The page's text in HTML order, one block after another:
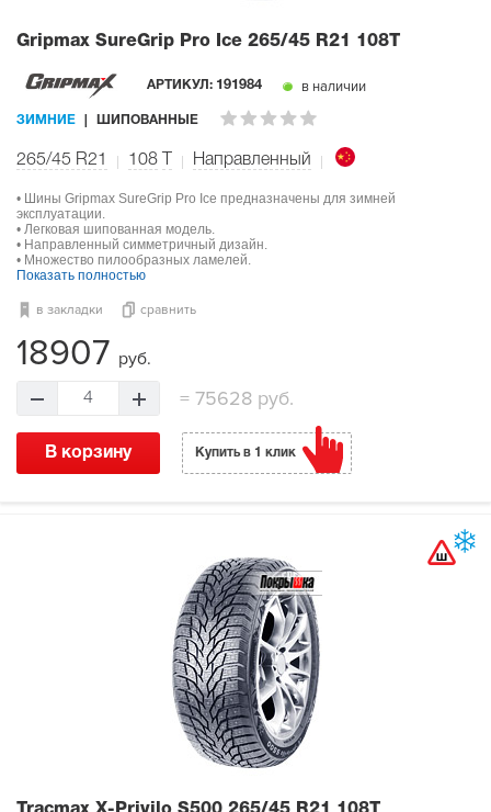
Gripmax SureGrip Pro Ice 265/45 R21 108T
АРТИКУЛ: 191984 в наличии
ЗИМНИЕ ШИПОВАННЫЕ
265/45 R21 108 Направленный
• Шины Gripmax SureGrip Pro Ice предназначены для зимней
эксплуатации.
• Легковая шипованная модель.
• Направленный симметричный дизайн.
• Множество пилообразных ламелей.
Показать полностью
в закладки сравнить
18907 руб.
4 =75628 руб.
В корзину Купить в 1 клик